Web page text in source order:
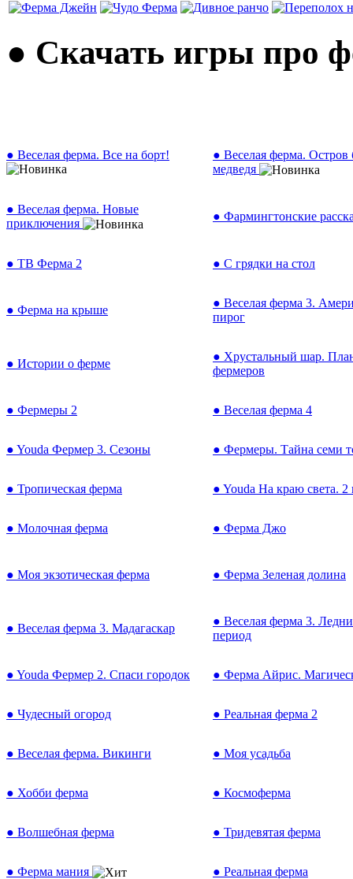
● Скачать игры про
● Веселая ферма. Все на борт!
● Веселая ферма. Остров
медведя
● Веселая ферма. Новые
приключения
● Фармингтонские
● ТВ Ферма 2 ● С грядки на стол
● Ферма на крыше
● Веселая ферма 3.
пирог
● Истории о ферме
● Хрустальный шар.
фермеров
● Фермеры 2 ● Веселая ферма 4
● Youda Фермер 3. Сезоны ● Фермеры. Тайна семи
● Тропическая ферма ● Youda На краю света. 2
● Молочная ферма ● Ферма Джо
● Моя экзотическая ферма ● Ферма Зеленая долина
● Веселая ферма 3. Мадагаскар
● Веселая ферма 3.
период
● Youda Фермер 2. Спаси городок ● Ферма Айрис.
● Чудесный огород ● Реальная ферма 2
● Веселая ферма. Викинги ● Моя усадьба
● Хобби ферма ● Космоферма
● Волшебная ферма ● Тридевятая ферма
● Ферма мания ● Реальная ферма